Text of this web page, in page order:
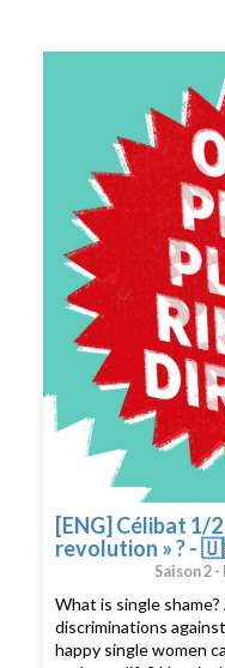
artiste qui traite la
Comment a-t-il pu
d’expression
est un podcast de
Duportail.
édition : Charlotte
(musique) et Bonnie
Sébastien Brothier
Joël Ronez. Direction
Direction générale :
[ENG] Célibat 1/
revolution » ? -
Saison 2 -
What is single
discriminations
happy single women